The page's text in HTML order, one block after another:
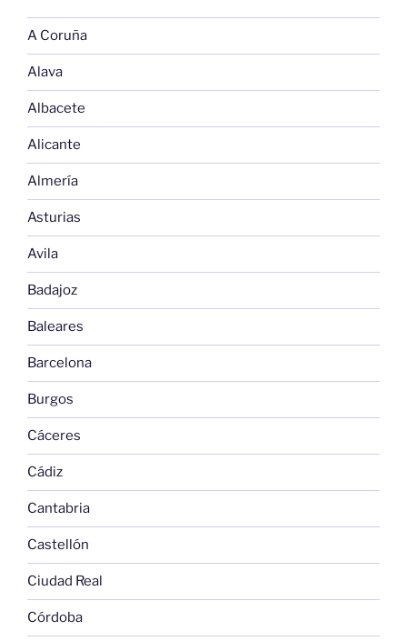
A Coruña
Alava
Albacete
Alicante
Almería
Asturias
Avila
Badajoz
Baleares
Barcelona
Burgos
Cáceres
Cádiz
Cantabria
Castellón
Ciudad Real
Córdoba